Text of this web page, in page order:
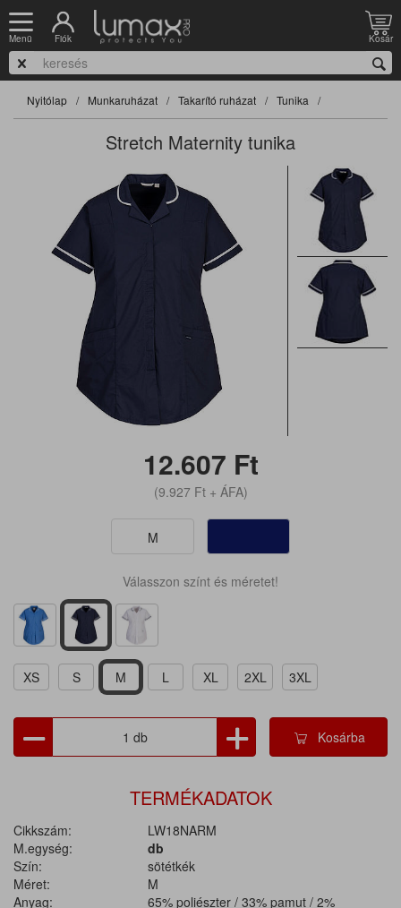
Menü Fiók Kosár
Nyitólap Munkaruházat Takarító ruházat Tunika
Stretch Maternity tunika
12.607 Ft
(9.927 Ft+ ÁFA)
M
Válasszon színt és méretet!
XS S M L XL 2XL 3XL
Kosárba
TERMÉKADATOK
Cikkszám:
LW18NARM
M.egység:
db
Szín:
sötétkék
Méret:
M
Anyag:
65% poliészter / 33% pamut / 2%